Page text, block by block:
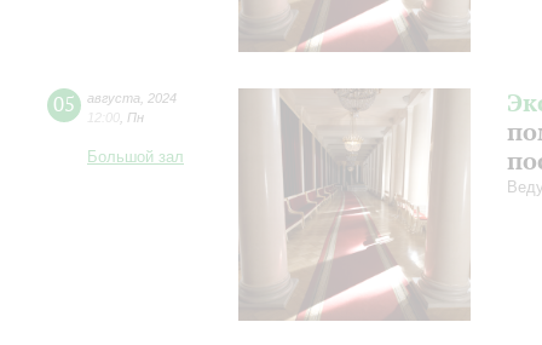
05 августа
2024
12:00 Пн
Большой зал